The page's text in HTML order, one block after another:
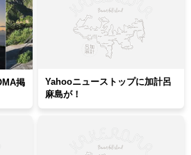
掲
Yahooニューストップに加計呂
麻島が！